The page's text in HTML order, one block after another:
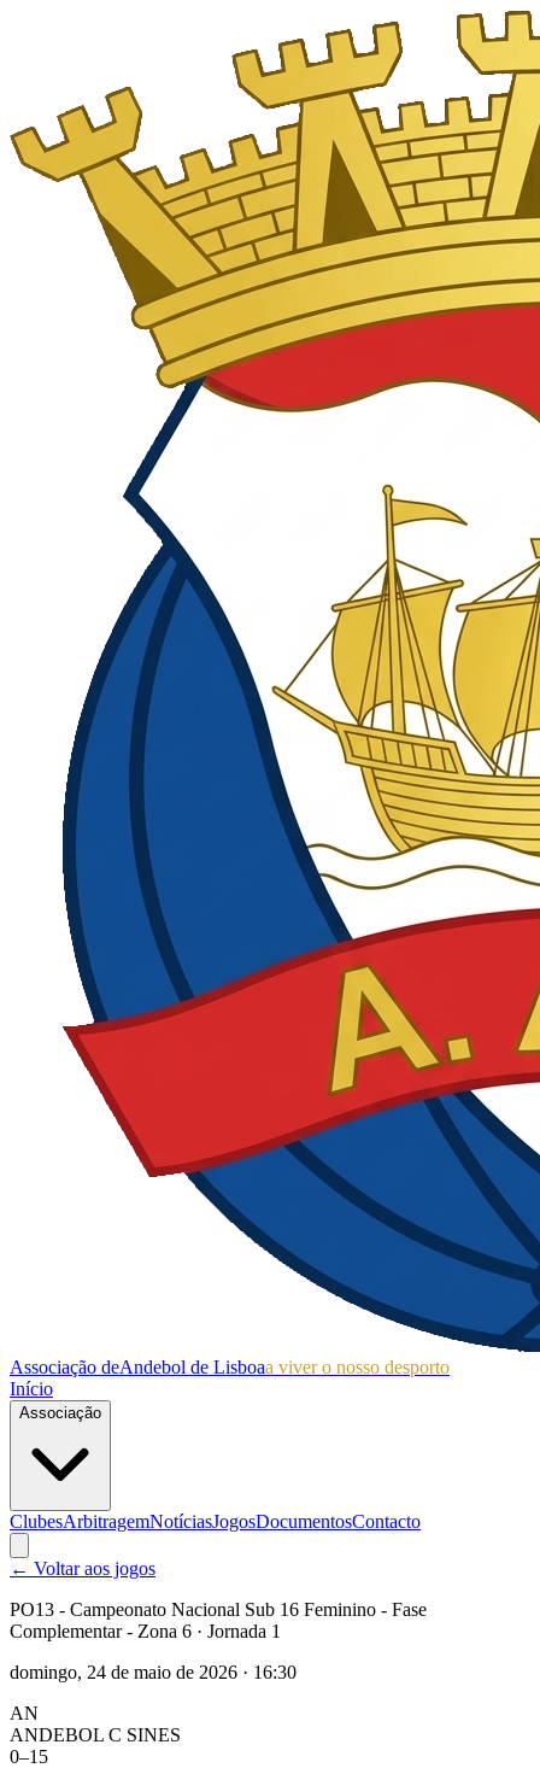
Associação deAndebol de Lisboaa viver o nosso desporto
Início
Associação
ClubesArbitragemNotíciasJogosDocumentosContacto
← Voltar aos jogos
PO13 - Campeonato Nacional Sub 16 Feminino - Fase
Complementar - Zona 6 · Jornada 1
domingo, 24 de maio de 2026 · 16:30
AN
ANDEBOL C SINES
0–15